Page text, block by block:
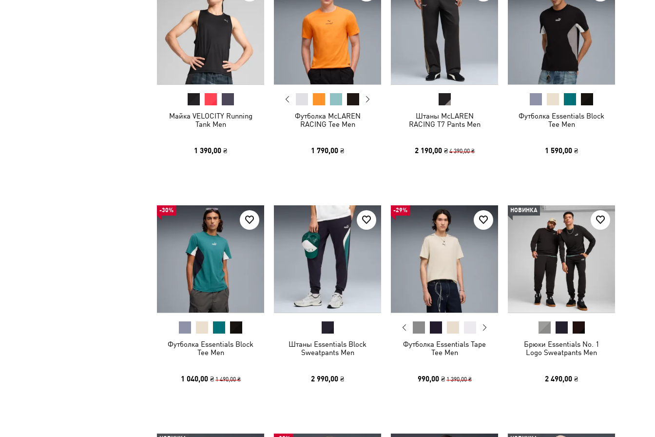
Майка VELOCITY Running
Tank Men
1 390,00 ₴
Футболка McLAREN
RACING Tee Men
1 790,00 ₴
Штаны McLAREN
RACING T7 Pants Men
2 190,00 ₴ 4 390,00 ₴
Футболка Essentials Block
Tee Men
1 590,00 ₴
-30%
Футболка Essentials Block
Tee Men
1 040,00 ₴ 1 490,00 ₴
Штаны Essentials Block
Sweatpants Men
2 990,00 ₴
-29%
Футболка Essentials Tape
Tee Men
990,00 ₴ 1 390,00 ₴
НОВИНКА
Брюки Essentials No. 1
Logo Sweatpants Men
2 490,00 ₴